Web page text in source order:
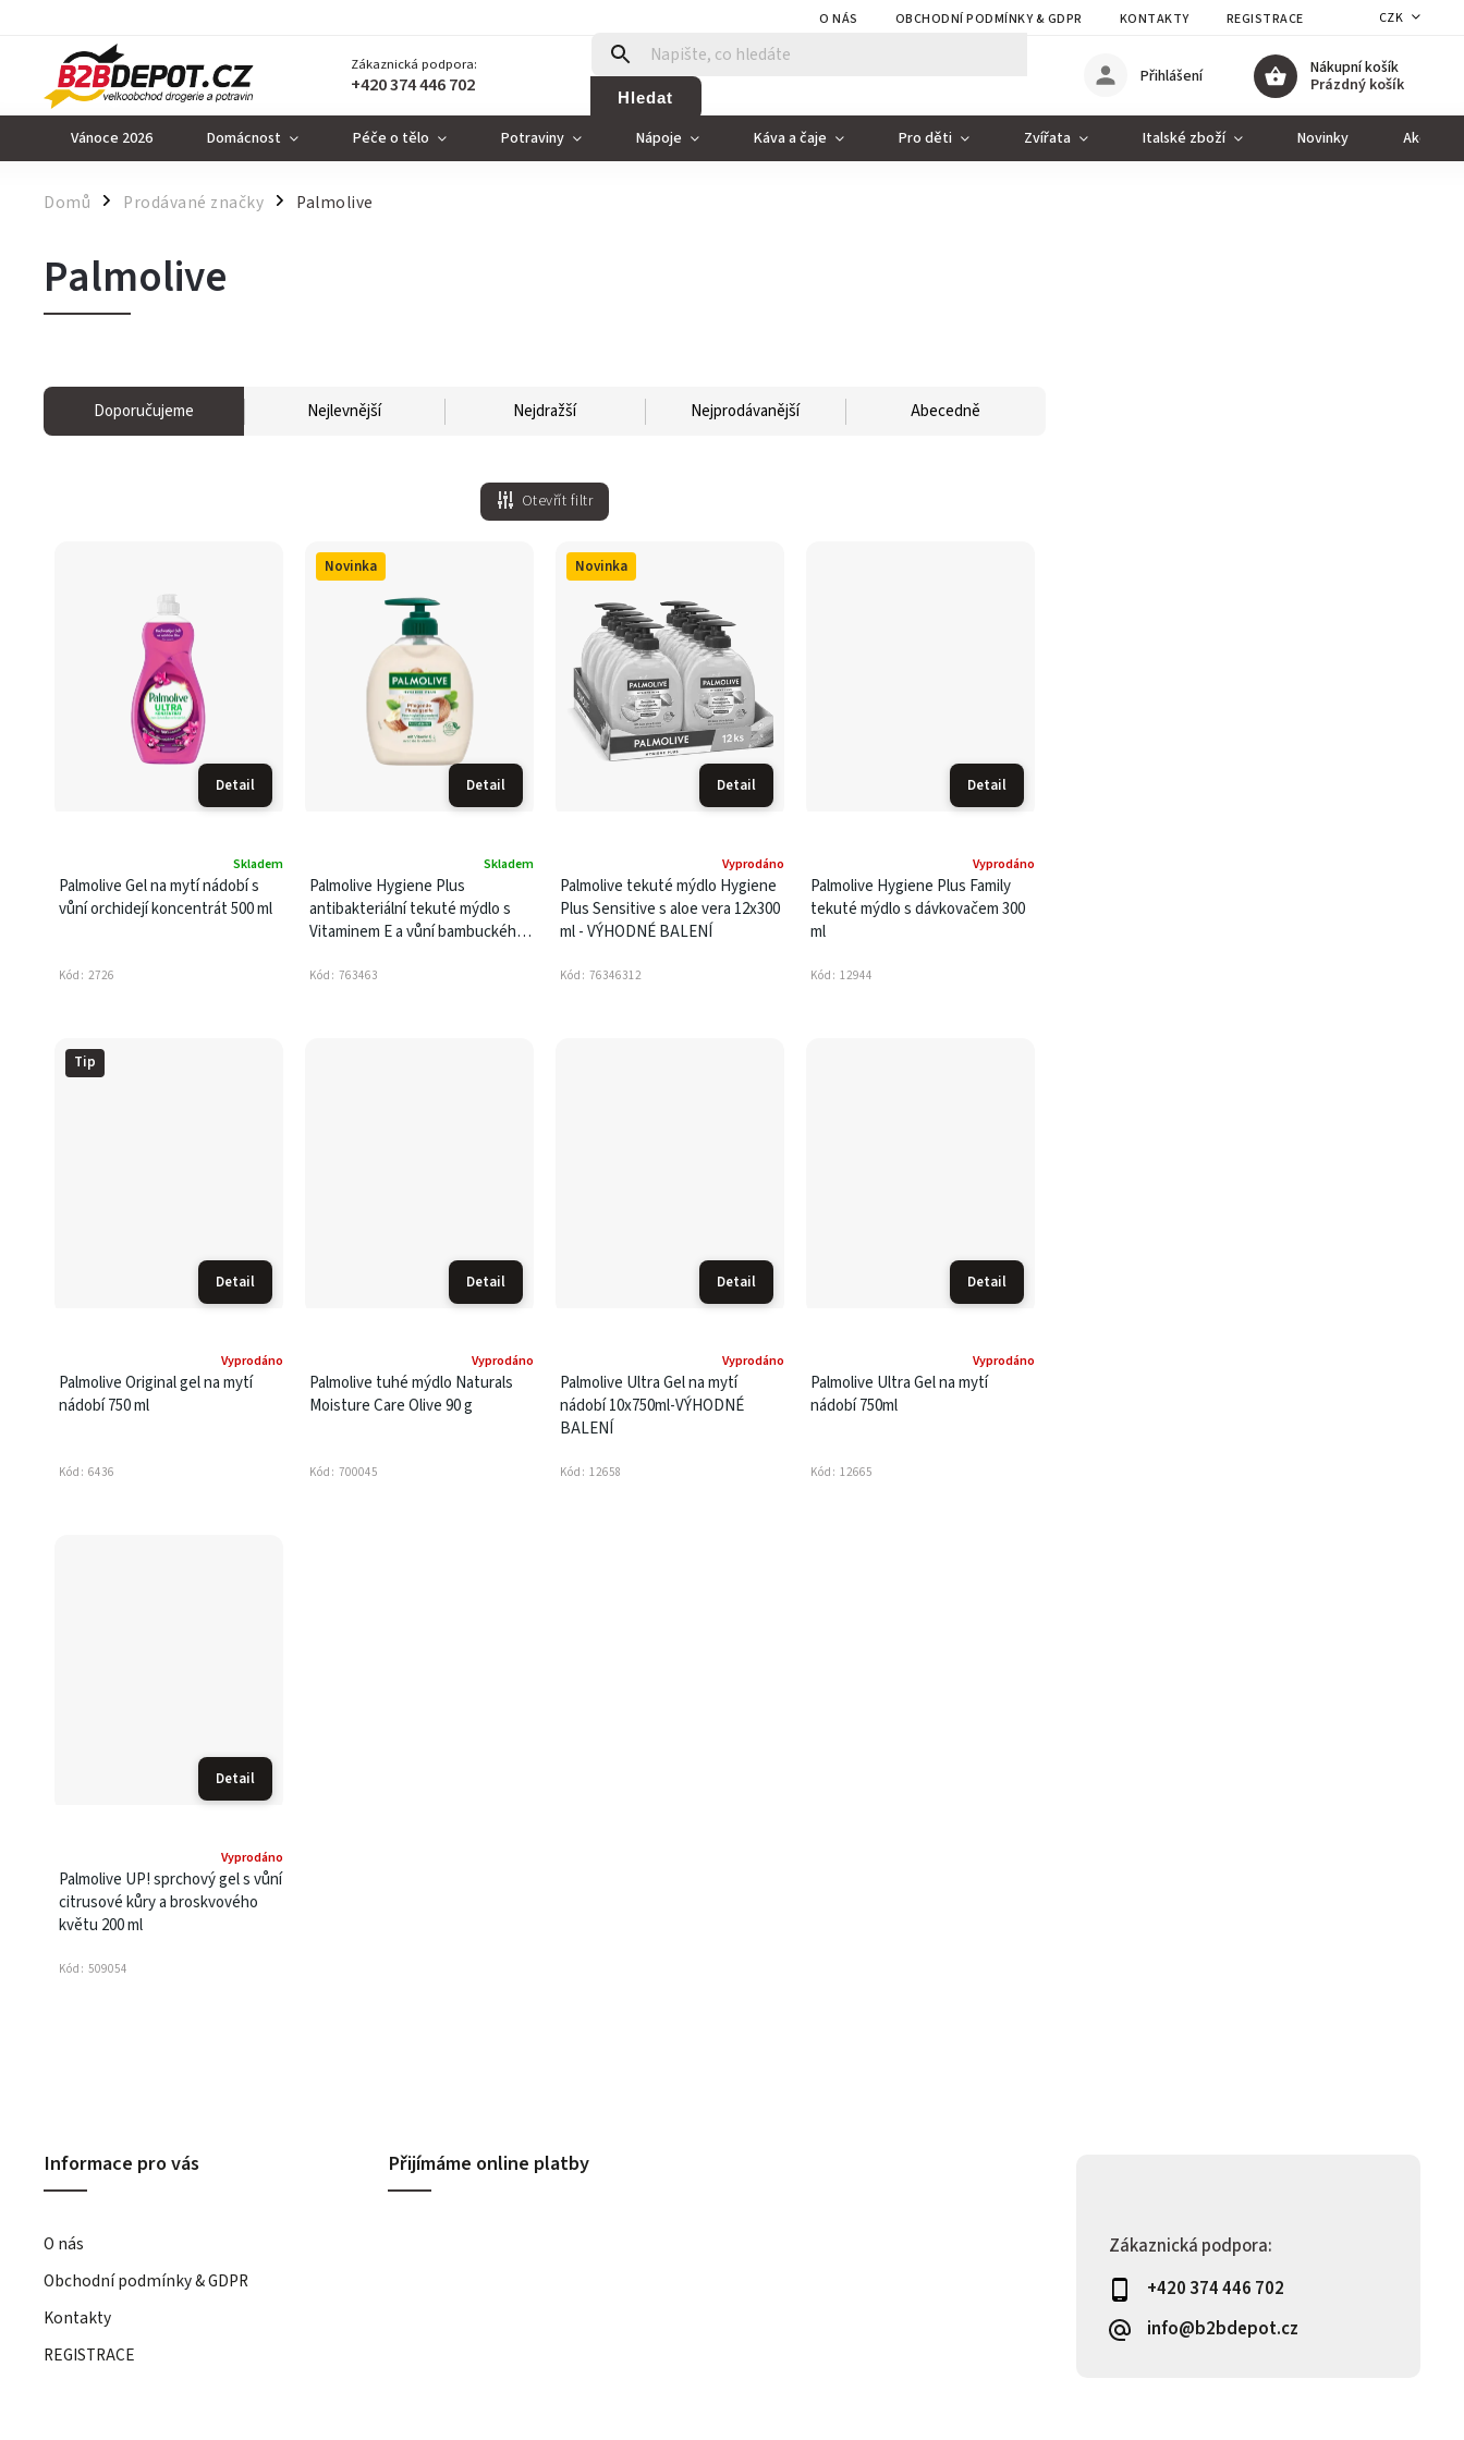
O NÁS OBCHODNÍ PODMÍNKY & GDPR KONTAKTY REGISTRACE CZK
Zákaznická podpora:
+420 374 446 702 Hledat
Nákupní košík
Prázdný košík
Přihlášení
Vánoce 2026 Domácnost Péče o tělo Potraviny Nápoje Káva a čaje Pro děti Zvířata Italské zboží Novinky Akce
Domů / Prodávané značky / Palmolive
Palmolive
Doporučujeme Nejlevnější Nejdražší Nejprodávanější Abecedně
Otevřít filtr
Detail
Palmolive Gel na mytí nádobí s
vůní orchidejí koncentrát 500 ml
Skladem
Kód: 2726
Novinka
Detail
Palmolive Hygiene Plus
antibakteriální tekuté mýdlo s
Vitaminem E a vůní bambuckého
Skladem
Kód: 763463
Novinka
Detail
Palmolive tekuté mýdlo Hygiene
Plus Sensitive s aloe vera 12x300
ml - VÝHODNÉ BALENÍ
Vyprodáno
Kód: 76346312
Detail
Palmolive Hygiene Plus Family
tekuté mýdlo s dávkovačem 300
ml
Vyprodáno
Kód: 12944
Tip
Detail
Palmolive Original gel na mytí
nádobí 750 ml
Vyprodáno
Kód: 6436
Detail
Palmolive tuhé mýdlo Naturals
Moisture Care Olive 90 g
Vyprodáno
Kód: 700045
Detail
Palmolive Ultra Gel na mytí
nádobí 10x750ml-VÝHODNÉ
BALENÍ
Vyprodáno
Kód: 12658
Detail
Palmolive Ultra Gel na mytí
nádobí 750ml
Vyprodáno
Kód: 12665
Detail
Palmolive UP! sprchový gel s vůní
citrusové kůry a broskvového
květu 200 ml
Vyprodáno
Kód: 509054
Zákaznická podpora:
+420 374 446 702
info@b2bdepot.cz
Informace pro vás
O nás
Obchodní podmínky & GDPR
Kontakty
REGISTRACE
Přijímáme online platby